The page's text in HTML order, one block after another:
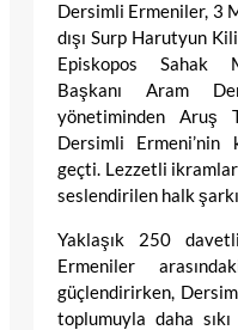
Dersimli Ermeniler, 3
dışı Surp Harutyun
Episkopos Sahak
Başkanı Aram
yönetiminden Aruş
Dersimli Ermeni’nin
geçti. Lezzetli
seslendirilen halk
Yaklaşık 250
Ermeniler
güçlendirirken,
toplumuyla daha